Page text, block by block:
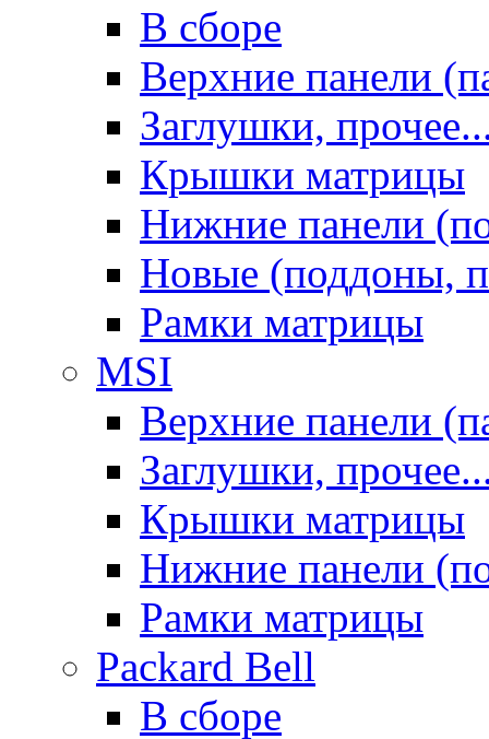
В сборе
Верхние панели
Заглушки,
Крышки матрицы
Нижние панели
Новые (поддоны,
Рамки матрицы
MSI
Верхние панели
Заглушки,
Крышки матрицы
Нижние панели
Рамки матрицы
Packard Bell
В сборе